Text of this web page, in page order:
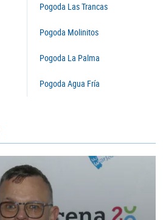
Pogoda Las Trancas
Pogoda Molinitos
Pogoda La Palma
Pogoda Agua Fría